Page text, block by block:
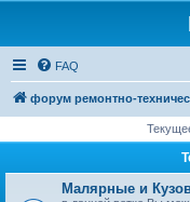
FAQ
форум ремонтно-
Малярные и